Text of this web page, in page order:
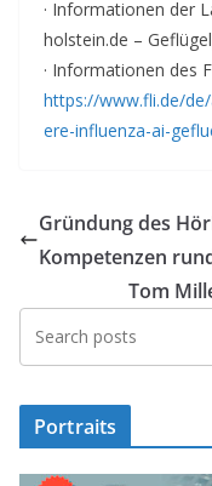
· Informationen der
holstein.de –
· Informationen des
https://www.fli.de/
ere-influenza-ai-
Gründung des
Kompetenzen
Tom
Portraits